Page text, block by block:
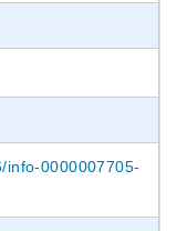
info-0000007705-